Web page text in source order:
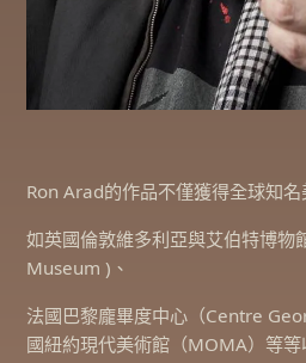
Ron Arad的作品不僅獲得全球知
如英國倫敦維多利亞與艾伯特博
Museum )、
法國巴黎龐畢度中心（Centre
國紐約現代美術館（MOMA）等等